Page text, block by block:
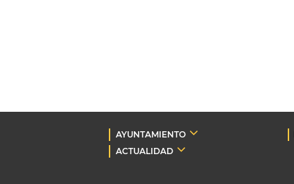
AYUNTAMIENTO
ACTUALIDAD